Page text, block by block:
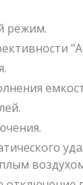
режим.